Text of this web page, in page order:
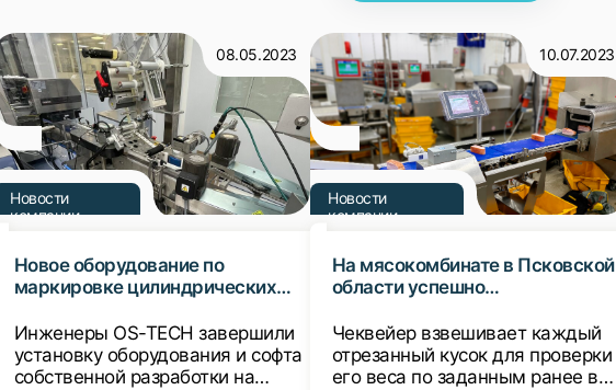
Новости
компании
08.05.2023
Новое оборудование по
маркировке цилиндрических
предприятии заказчика
Инженеры OS-TECH завершили
установку оборудования и софта
собственной разработки на
Новости
компании
10.07.2023
На мясокомбинате в Псковской
области успешно
производительностью 100 штук
в минуту
Чеквейер взвешивает каждый
отрезанный кусок для проверки
его веса по заданным ранее в